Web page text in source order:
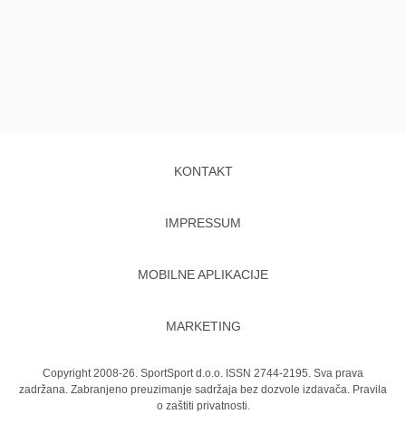
KONTAKT
IMPRESSUM
MOBILNE APLIKACIJE
MARKETING
Copyright 2008-26. SportSport d.o.o. ISSN 2744-2195. Sva prava
zadržana. Zabranjeno preuzimanje sadržaja bez dozvole izdavača. Pravila
o zaštiti privatnosti.